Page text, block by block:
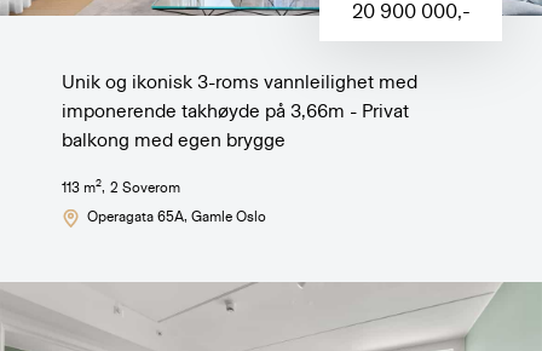
20 900 000,-
Unik og ikonisk 3-roms vannleilighet med
imponerende takhøyde på 3,66m - Privat
balkong med egen brygge
113 m2, 2 Soverom
Operagata 65A, Gamle Oslo